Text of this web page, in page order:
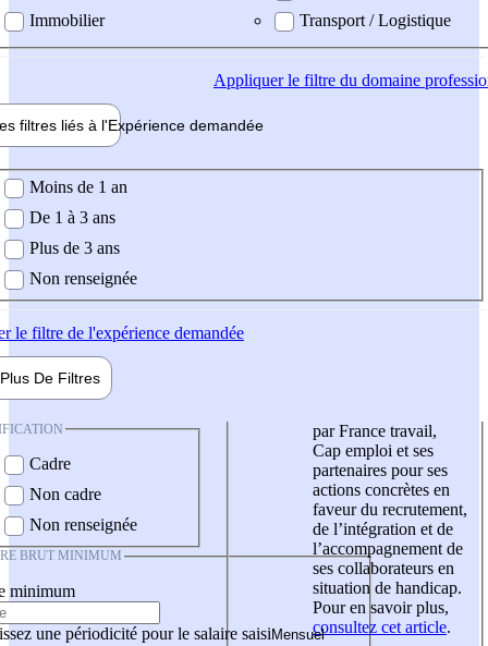
Immobilier
Transport / Logistique
Appliquerle filtre du domaine
filtres liés à l'Expérience demandée
demandée
Moins de 1 an
De 1 à 3 ans
Plus de 3 ans
Non renseignée
le filtre de l'expérience demandée
Plus De Filtres
Cadre
Non cadre
Non renseignée
BRUT MINIMUM
minimum
une périodicité pour le salaire saisi
par France travail,
Cap emploi et ses
partenaires pour ses
actions concrètes en
faveur du recrutement,
de l’intégration et de
l’accompagnement de
ses collaborateurs en
situation de handicap.
Pour en savoir plus,
consultez cet article.